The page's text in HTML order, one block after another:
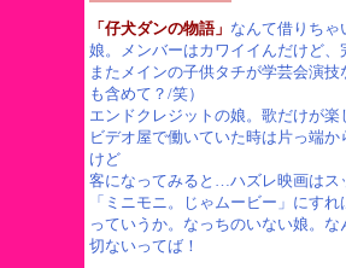
「仔犬ダンの物語」 なんて借りち
娘。メンバーはカワイイんだけど
またメインの子供タチが学芸会演
も含めて？/笑）
エンドクレジットの娘。歌だけが
ビデオ屋で働いていた時は片っ端
けど
客になってみると…ハズレ映画はス
「ミニモニ。じゃムービー」にす
っていうか。なっちのいない娘。
切ないってば！